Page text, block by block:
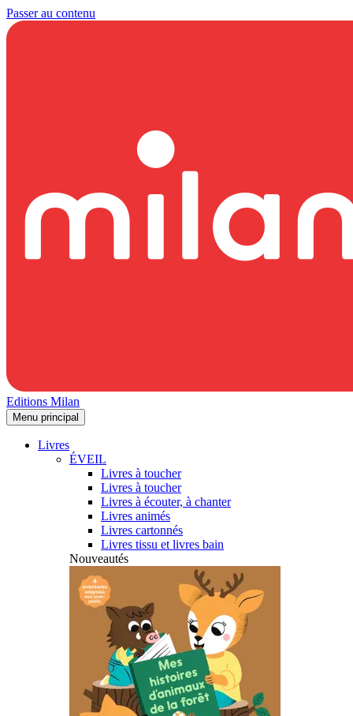
Passer au contenu
Editions Milan
Menu principal
Livres
ÉVEIL
Livres à toucher
Livres à toucher
Livres à écouter, à chanter
Livres animés
Livres cartonnés
Livres tissu et livres bain
Nouveautés